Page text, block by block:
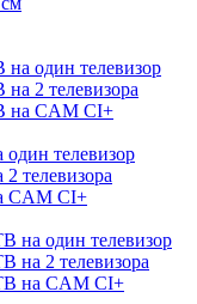
один телевизор
2 телевизора
CAM CI+
телевизор
CI+
один телевизор
2 телевизора
на CAM CI+